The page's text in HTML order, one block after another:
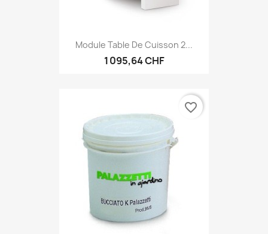
Module Table De Cuisson 2...
1 095,64 CHF
favorite_border